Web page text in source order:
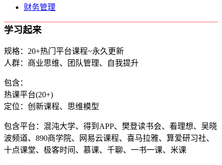
财务管理
学习起来
规格：20+热门平台课程~永久更新
人群：商业思维、团队管理、自我提升
包含：
热课平台(20+)
定位：创新课程、思维模型
包含平台：混沌大学、得到APP、樊登读书会、看理想、吴晓
波频道、890商学院、网易云课程、喜马拉雅、算爱研习社、
十点课堂、极客时间、慕课、千聊、一书一课、米课